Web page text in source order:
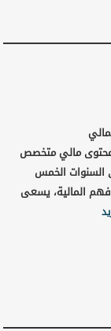
محتوى مالي متخصص
السنوات الخمس
المالية، يسعى